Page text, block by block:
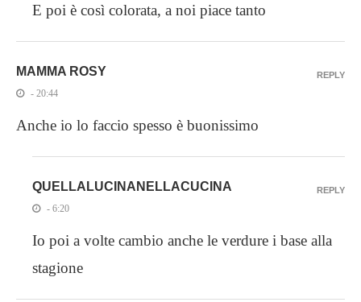
E poi è così colorata, a noi piace tanto
MAMMA ROSY
- 20:44
Anche io lo faccio spesso è buonissimo
REPLY
QUELLALUCINANELLACUCINA
- 6:20
Io poi a volte cambio anche le verdure i base alla
stagione
REPLY